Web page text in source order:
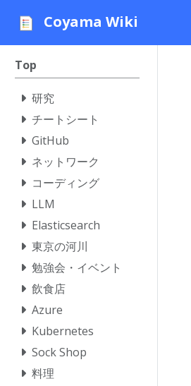
Coyama Wiki
Top
研究
チートシート
GitHub
ネットワーク
コーディング
LLM
Elasticsearch
東京の河川
勉強会・イベント
飲食店
Azure
Kubernetes
Sock Shop
料理